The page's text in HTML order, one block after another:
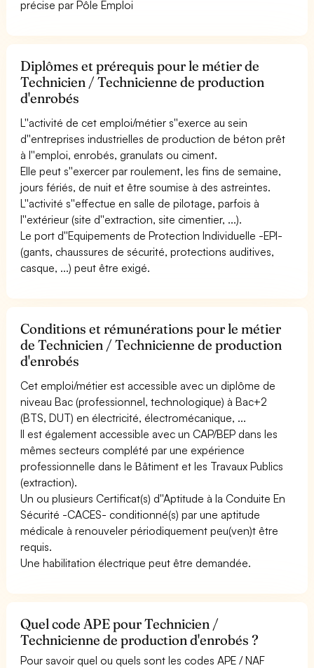
précise par Pôle Emploi
Diplômes et prérequis pour le métier de
Technicien / Technicienne de production
d'enrobés
L''activité de cet emploi/métier s''exerce au sein
d''entreprises industrielles de production de béton prêt
à l''emploi, enrobés, granulats ou ciment.
Elle peut s''exercer par roulement, les fins de semaine,
jours fériés, de nuit et être soumise à des astreintes.
L''activité s''effectue en salle de pilotage, parfois à
l''extérieur (site d''extraction, site cimentier, ...).
Le port d''Equipements de Protection Individuelle -EPI-
(gants, chaussures de sécurité, protections auditives,
casque, ...) peut être exigé.
Conditions et rémunérations pour le métier
de Technicien / Technicienne de production
d'enrobés
Cet emploi/métier est accessible avec un diplôme de
niveau Bac (professionnel, technologique) à Bac+2
(BTS, DUT) en électricité, électromécanique, ...
Il est également accessible avec un CAP/BEP dans les
mêmes secteurs complété par une expérience
professionnelle dans le Bâtiment et les Travaux Publics
(extraction).
Un ou plusieurs Certificat(s) d''Aptitude à la Conduite En
Sécurité -CACES- conditionné(s) par une aptitude
médicale à renouveler périodiquement peu(ven)t être
requis.
Une habilitation électrique peut être demandée.
Quel code APE pour Technicien /
Technicienne de production d'enrobés ?
Pour savoir quel ou quels sont les codes APE / NAF